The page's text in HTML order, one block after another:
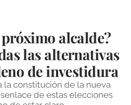
alcalde?
las alternativas
de investidura
la constitución de la nueva
de estas elecciones